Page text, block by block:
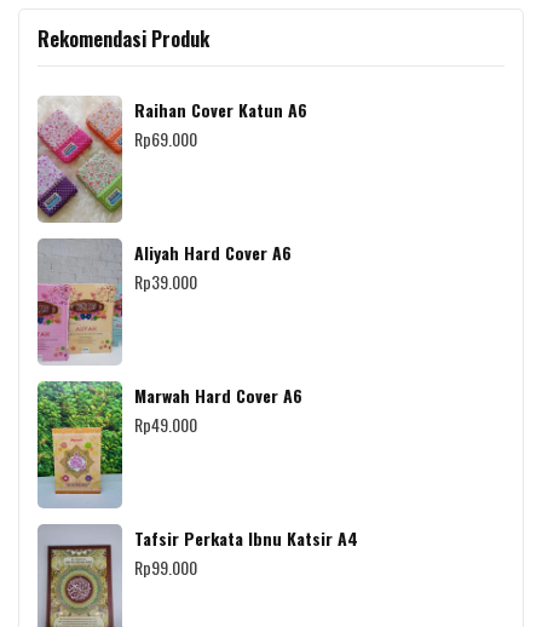
Rekomendasi Produk
Raihan Cover Katun A6
Rp69.000
Aliyah Hard Cover A6
Rp39.000
Marwah Hard Cover A6
Rp49.000
Tafsir Perkata Ibnu Katsir A4
Rp99.000